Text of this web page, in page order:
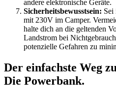
andere elektronische Geräte.
Sicherheitsbewusstsein: Sei
mit 230V im Camper.
halte dich an die geltenden
Landstrom bei
potenzielle Gefahren zu
Der einfachste Weg
Die Powerbank.